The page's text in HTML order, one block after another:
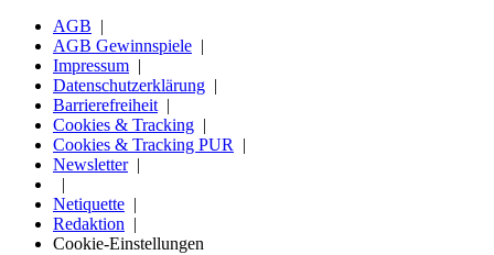
AGB
AGB Gewinnspiele
Impressum
Datenschutzerklärung
Barrierefreiheit
Cookies & Tracking
Cookies & Tracking PUR
Newsletter
Netiquette
Redaktion
Cookie-Einstellungen